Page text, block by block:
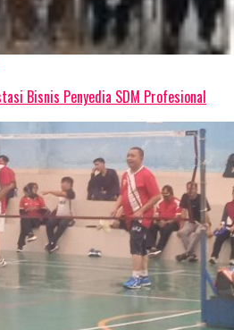
Bisnis Penyedia SDM Profesional